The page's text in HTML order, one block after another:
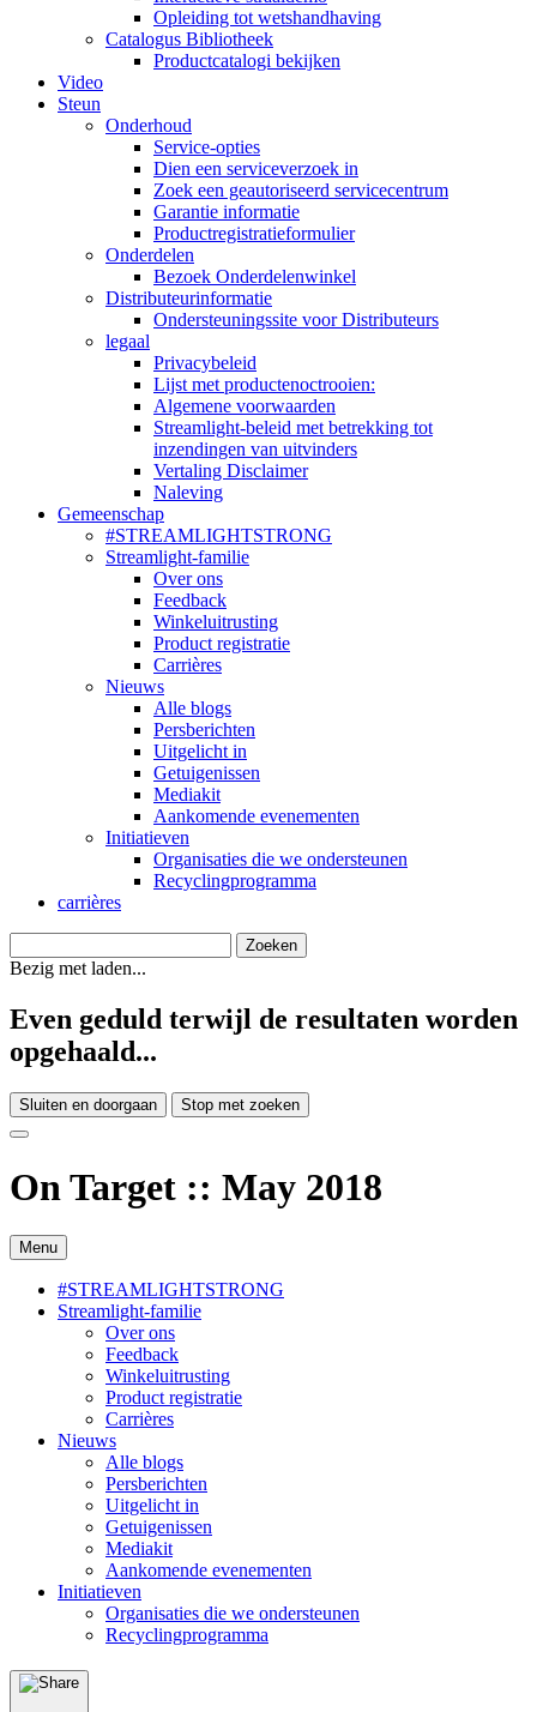
Opleiding tot wetshandhaving
Catalogus Bibliotheek
Productcatalogi bekijken
Video
Steun
Onderhoud
Service-opties
Dien een serviceverzoek in
Zoek een geautoriseerd servicecentrum
Garantie informatie
Productregistratieformulier
Onderdelen
Bezoek Onderdelenwinkel
Distributeurinformatie
Ondersteuningssite voor Distributeurs
legaal
Privacybeleid
Lijst met productenoctrooien:
Algemene voorwaarden
Streamlight-beleid met betrekking tot
inzendingen van uitvinders
Vertaling Disclaimer
Naleving
Gemeenschap
#STREAMLIGHTSTRONG
Streamlight-familie
Over ons
Feedback
Winkeluitrusting
Product registratie
Carrières
Nieuws
Alle blogs
Persberichten
Uitgelicht in
Getuigenissen
Mediakit
Aankomende evenementen
Initiatieven
Organisaties die we ondersteunen
Recyclingprogramma
carrières
Bezig met laden...
Even geduld terwijl de resultaten worden
opgehaald...
Sluiten en doorgaan Stop met zoeken
On Target :: May 2018
Menu
#STREAMLIGHTSTRONG
Streamlight-familie
Over ons
Feedback
Winkeluitrusting
Product registratie
Carrières
Nieuws
Alle blogs
Persberichten
Uitgelicht in
Getuigenissen
Mediakit
Aankomende evenementen
Initiatieven
Organisaties die we ondersteunen
Recyclingprogramma